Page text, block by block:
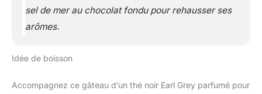
sel de mer au chocolat fondu pour rehausser ses
arômes.
Idée de boisson
Accompagnez ce gâteau d’un thé noir Earl Grey parfumé pour